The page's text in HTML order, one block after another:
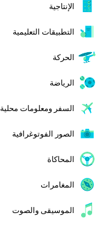
الإنتاجية
التطبيقات التعليمية
الحركة
الرياضة
السفر ومعلومات محلية
الصور الفوتوغرافية
المحاكاة
المغامرات
الموسيقى والصوت